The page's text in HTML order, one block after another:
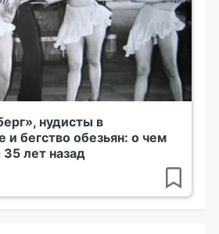
нудисты в
и бегство обезьян: о чем
35 лет назад